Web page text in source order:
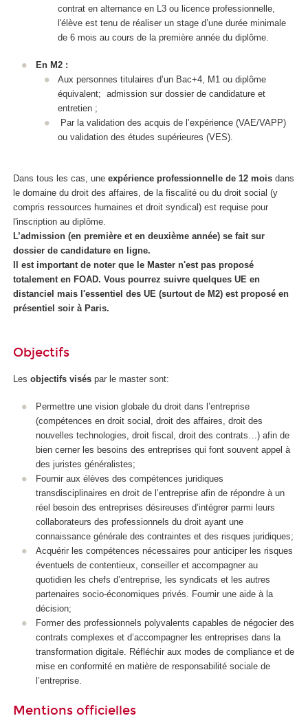
contrat en alternance en L3 ou licence professionnelle,
l'élève est tenu de réaliser un stage d’une durée minimale
de 6 mois au cours de la première année du diplôme.
En M2 :
Aux personnes titulaires d’un Bac+4, M1 ou diplôme
équivalent; admission sur dossier de candidature et
entretien ;
Par la validation des acquis de l’expérience (VAE/VAPP)
ou validation des études supérieures (VES).
Dans tous les cas, une expérience professionnelle de 12 mois dans
le domaine du droit des affaires, de la fiscalité ou du droit social (y
compris ressources humaines et droit syndical) est requise pour
l'inscription au diplôme.
L’admission (en première et en deuxième année) se fait sur
dossier de candidature en ligne.
Il est important de noter que le Master n'est pas proposé
totalement en FOAD. Vous pourrez suivre quelques UE en
distanciel mais l'essentiel des UE (surtout de M2) est proposé en
présentiel soir à Paris.
Objectifs
Les objectifs visés par le master sont:
Permettre une vision globale du droit dans l’entreprise
(compétences en droit social, droit des affaires, droit des
nouvelles technologies, droit fiscal, droit des contrats…) afin de
bien cerner les besoins des entreprises qui font souvent appel à
des juristes généralistes;
Fournir aux élèves des compétences juridiques
transdisciplinaires en droit de l’entreprise afin de répondre à un
réel besoin des entreprises désireuses d’intégrer parmi leurs
collaborateurs des professionnels du droit ayant une
connaissance générale des contraintes et des risques juridiques;
Acquérir les compétences nécessaires pour anticiper les risques
éventuels de contentieux, conseiller et accompagner au
quotidien les chefs d’entreprise, les syndicats et les autres
partenaires socio-économiques privés. Fournir une aide à la
décision;
Former des professionnels polyvalents capables de négocier des
contrats complexes et d’accompagner les entreprises dans la
transformation digitale. Réfléchir aux modes de compliance et de
mise en conformité en matière de responsabilité sociale de
l’entreprise.
Mentions officielles